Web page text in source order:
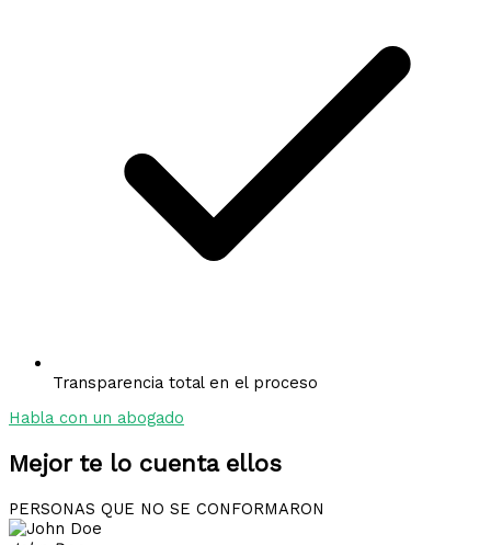
Transparencia total en el proceso
Habla con un abogado
Mejor te lo cuenta ellos
PERSONAS QUE NO SE CONFORMARON